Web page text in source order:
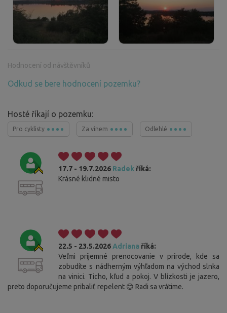
Hodnocení od návštěvníků
Odkud se bere hodnocení pozemku?
Hosté říkají o pozemku:
Pro cyklisty Za vínem Odlehlé
17.7 - 19.7.2026 Radek říká:
Krásné klidné misto
22.5 - 23.5.2026 Adriana říká:
Veľmi príjemné prenocovanie v prírode, kde sa
zobudíte s nádherným výhľadom na východ slnka
na vinici. Ticho, kľud a pokoj. V blízkosti je jazero,
preto doporučujeme pribaliť repelent 😊 Radi sa vrátime.